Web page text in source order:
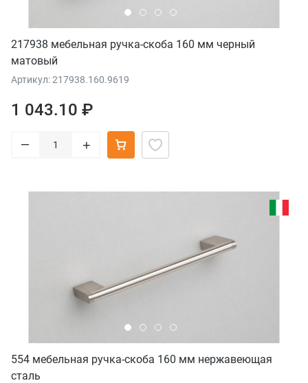
217938 мебельная ручка-скоба 160 мм черный
матовый
Артикул: 217938.160.9619
1 043.10 ₽
– +
554 мебельная ручка-скоба 160 мм нержавеющая
сталь